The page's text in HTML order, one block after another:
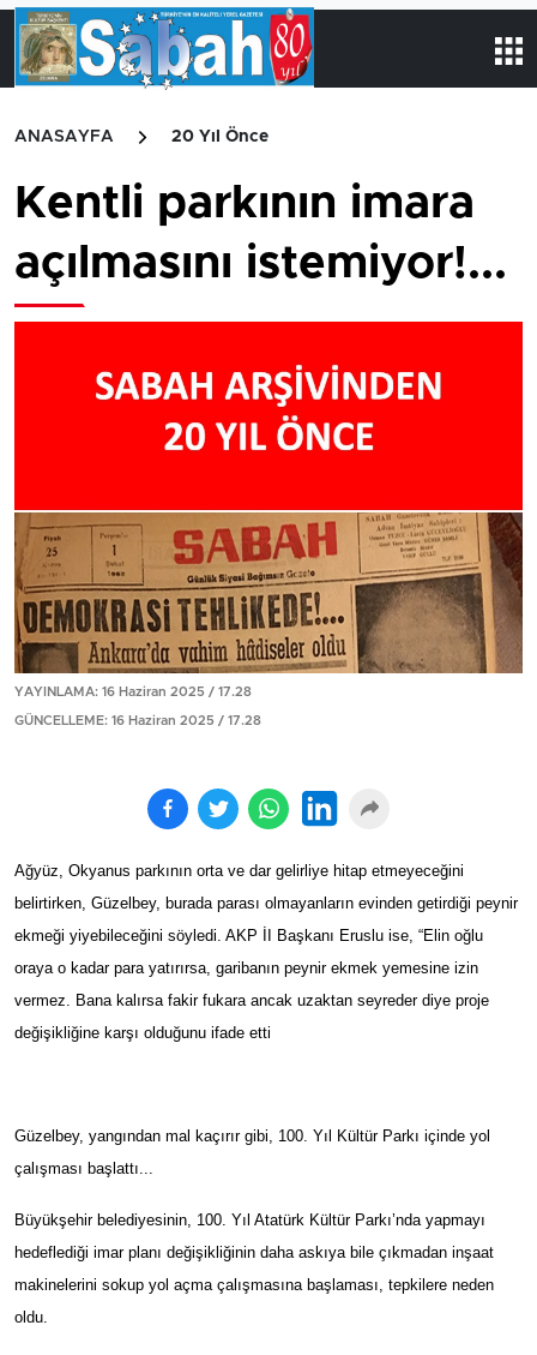
ANASAYFA 20 Yıl Önce
Kentli parkının imara
açılmasını istemiyor!...
YAYINLAMA: 16 Haziran 2025 / 17.28
GÜNCELLEME: 16 Haziran 2025 / 17.28
Ağyüz, Okyanus parkının orta ve dar gelirliye hitap etmeyeceğini
belirtirken, Güzelbey, burada parası olmayanların evinden getirdiği peynir
ekmeği yiyebileceğini söyledi. AKP İI Başkanı Eruslu ise, “Elin oğlu
oraya o kadar para yatırırsa, garibanın peynir ekmek yemesine izin
vermez. Bana kalırsa fakir fukara ancak uzaktan seyreder diye proje
değişikliğine karşı olduğunu ifade etti
Güzelbey, yangından mal kaçırır gibi, 100. Yıl Kültür Parkı içinde yol
çalışması başlattı...
Büyükşehir belediyesinin, 100. Yıl Atatürk Kültür Parkı’nda yapmayı
hedeflediği imar planı değişikliğinin daha askıya bile çıkmadan inşaat
makinelerini sokup yol açma çalışmasına başlaması, tepkilere neden
oldu.